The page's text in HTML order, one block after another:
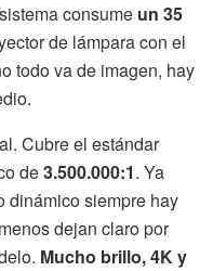
consume un 35
de lámpara con el
todo va de imagen, hay
Cubre el estándar
de3.500.000:1. Ya
dinámico siempre hay
dejan claro por
Mucho brillo, 4K y